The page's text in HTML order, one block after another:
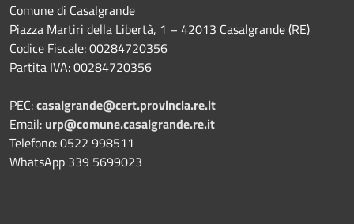
Comune di Casalgrande
Piazza Martiri della Libertà, 1 – 42013 Casalgrande (RE)
Codice Fiscale: 00284720356
Partita IVA: 00284720356
PEC:casalgrande@cert.provincia.re.it
Email: urp@comune.casalgrande.re.it
Telefono: 0522 998511
WhatsApp 339 5699023